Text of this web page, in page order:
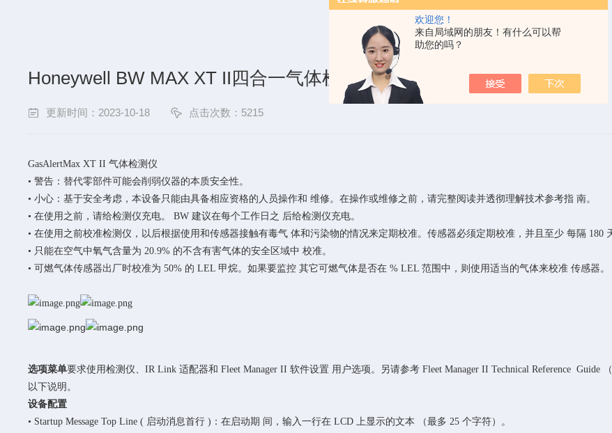
欢迎您！
来自局域网的朋友！有什么可以帮
助您的吗？
Honeywell BW MAX XT II四合一气体检测仪操作说明
更新时间：2023-10-18 点击次数：5215
GasAlertMax XT II 气体检测仪
•警告：替代零部件可能会削弱仪器的本质安全性。
• 小心：基于安全考虑，本设备只能由具备相应资格的人员操作和 维修。在操作或维修之前，请完整阅读并透彻理解技术参考指 南。
• 在使用之前，请给检测仪充电。 BW 建议在每个工作日之 后给检测仪充电。
• 在使用之前校准检测仪，以后根据使用和传感器接触有毒气 体和污染物的情况来定期校准。传感器必须定期校准，并且至少 每隔 180
• 只能在空气中氧气含量为 20.9% 的不含有害气体的安全区域中 校准。
• 可燃气体传感器出厂时校准为 50% 的 LEL 甲烷。如果要监控 其它可燃气体是否在 % LEL 范围中，则使用适当的气体来校准 传感器。
选项菜单要求使用检测仪、IR Link 适配器和 Fleet Manager II 软件设置 用户选项。另请参考 Fleet Manager II Technical Reference
以下说明。
设备配置
• Startup Message Top Line ( 启动消息首行 )：在启动期 间，输入一行在 LCD 上显示的文本 （最多 25 个字符）。